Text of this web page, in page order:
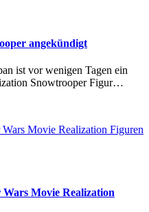
angekündigt
ist vor wenigen Tagen ein
Snowtrooper Figur…
Movie Realization